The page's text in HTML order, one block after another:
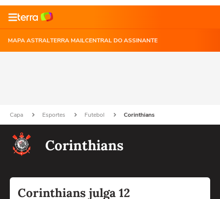
MAPA ASTRALTERRA MAILCENTRAL DO ASSINANTE
Capa Esportes Futebol Corinthians
Corinthians
Corinthians julga 12